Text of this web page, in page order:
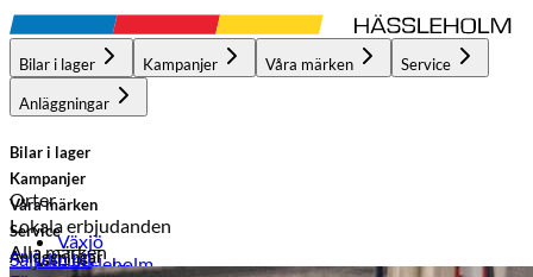
Bilar i lager Kampanjer Våra märken Service
Anläggningar
Bilar i lager
Orter
Växjö
Hässleholm
Kampanjer
Lokala erbjudanden
Hässleholm
Våra märken
Alla märken
Service
Anläggningar
Sälj din bil